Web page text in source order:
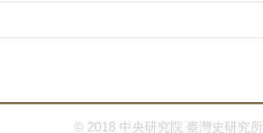
© 2018 中央研究院 臺灣史研究